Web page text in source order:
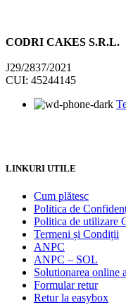
CODRI CAKES S.R.L.
J29/2837/2021
CUI: 45244145
LINKURI UTILE
Cum plătesc
Politica de
Politica de utilizare
Termeni și Condiții
ANPC
ANPC – SOL
Solutionarea online
Formular retur
Retur la easybox